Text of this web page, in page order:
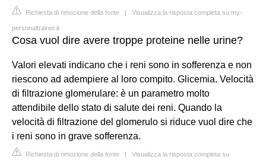
Richiesta di rimozione della fonte | Visualizza la risposta completa su my-
personaltrainer.it
Cosa vuol dire avere troppe proteine nelle urine?
Valori elevati indicano che i reni sono in sofferenza e non
riescono ad adempiere al loro compito. Glicemia. Velocità
di filtrazione glomerulare: è un parametro molto
attendibile dello stato di salute dei reni. Quando la
velocità di filtrazione del glomerulo si riduce vuol dire che
i reni sono in grave sofferenza.
Richiesta di rimozione della fonte | Visualizza la risposta completa su